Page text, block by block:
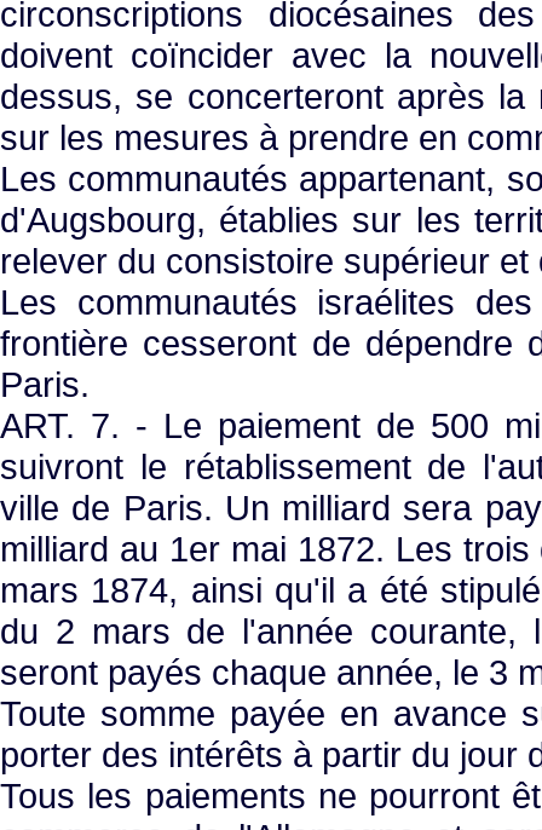
circonscriptions diocésaines
doivent coïncider avec la
dessus, se concerteront après
sur les mesures à prendre en
Les communautés appartenant,
d'Augsbourg, établies sur les
relever du consistoire supérieur
Les communautés israélites
frontière cesseront de dépendre
Paris.
ART. 7. - Le paiement de 500
suivront le rétablissement de
ville de Paris. Un milliard sera
milliard au 1er mai 1872. Les
mars 1874, ainsi qu'il a été
du 2 mars de l'année
seront payés chaque année, le 3
Toute somme payée en avance
porter des intérêts à partir du jour
Tous les paiements ne pourront